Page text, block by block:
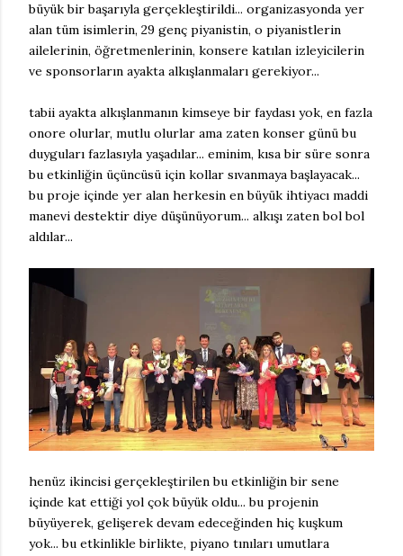
büyük bir başarıyla gerçekleştirildi... organizasyonda yer
alan tüm isimlerin, 29 genç piyanistin, o piyanistlerin
ailelerinin, öğretmenlerinin, konsere katılan izleyicilerin
ve sponsorların ayakta alkışlanmaları gerekiyor...
tabii ayakta alkışlanmanın kimseye bir faydası yok, en fazla
onore olurlar, mutlu olurlar ama zaten konser günü bu
duyguları fazlasıyla yaşadılar... eminim, kısa bir süre sonra
bu etkinliğin üçüncüsü için kollar sıvanmaya başlayacak...
bu proje içinde yer alan herkesin en büyük ihtiyacı maddi
manevi destektir diye düşünüyorum... alkışı zaten bol bol
aldılar...
henüz ikincisi gerçekleştirilen bu etkinliğin bir sene
içinde kat ettiği yol çok büyük oldu... bu projenin
büyüyerek, gelişerek devam edeceğinden hiç kuşkum
yok... bu etkinlikle birlikte, piyano tınıları umutlara